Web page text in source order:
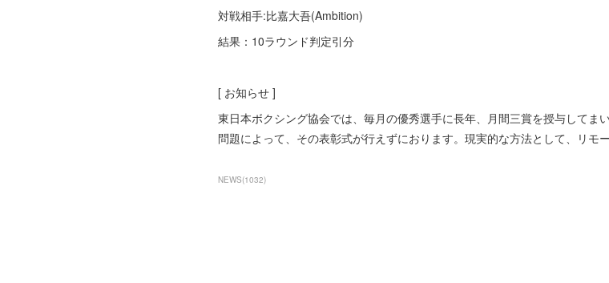
対戦相手:比嘉大吾(Ambition)
結果：10ラウンド判定引分
[ お知らせ ]
東日本ボクシング協会では、毎月の優秀選手に長年、月間三賞を授与してま
問題によって、その表彰式が行えずにおります。現実的な方法として、リモ
NEWS(1032)